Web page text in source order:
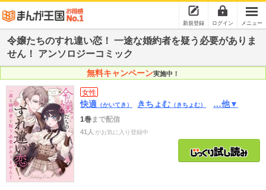
新規登録 ログイン メニュー
令嬢たちのすれ違い恋！ 一途な婚約者を疑う必要がありま
せん！ アンソロジーコミック
無料キャンペーン実施中！
女性
快適 （かいてき） きちょむ （きちょむ） …他▼
1巻まで配信
41人 がお気に入り登録中